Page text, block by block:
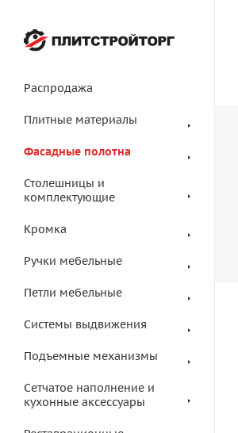
Распродажа
Плитные материалы
Фасадные полотна
Столешницы и
комплектующие
Кромка
Ручки мебельные
Петли мебельные
Системы выдвижения
Подъемные механизмы
Сетчатое наполнение и
кухонные аксессуары